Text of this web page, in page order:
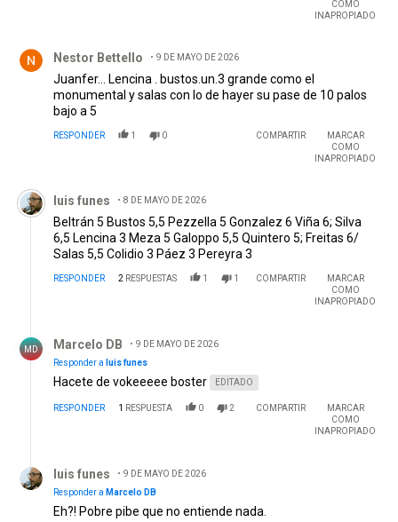
COMO
INAPROPIADO
Nestor Bettello 9 DE MAYO DE 2026
Juanfer... Lencina . bustos.un.3 grande como el
monumental y salas con lo de hayer su pase de 10 palos
bajo a 5
RESPONDER 1 0 COMPARTIR
MARCAR
COMO
INAPROPIADO
Comentario de luis funes.
luis funes 8 DE MAYO DE 2026
Beltrán 5 Bustos 5,5 Pezzella 5 Gonzalez 6 Viña 6; Silva
6,5 Lencina 3 Meza 5 Galoppo 5,5 Quintero 5; Freitas 6/
Salas 5,5 Colidio 3 Páez 3 Pereyra 3
RESPONDER 2 RESPUESTAS 1 1 COMPARTIR
MARCAR
COMO
INAPROPIADO
MD Marcelo DB
9 DE MAYO DE 2026
Responder a luis funes
Hacete de vokeeeee boster EDITADO
RESPONDER 1 RESPUESTA 0 2 COMPARTIR
MARCAR
COMO
INAPROPIADO
luis funes
9 DE MAYO DE 2026
Responder a Marcelo DB
Eh?! Pobre pibe que no entiende nada.